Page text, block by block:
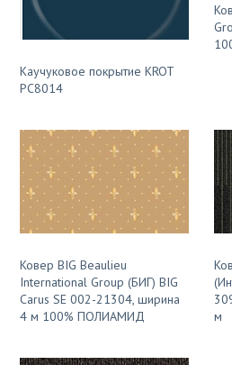
Каучуковое покрытие KROT
PC8014
Ковер BIG Beaulieu
International Group (БИГ) BIG
Carus SE 002-21304, ширина
4 м 100% ПОЛИАМИД
м